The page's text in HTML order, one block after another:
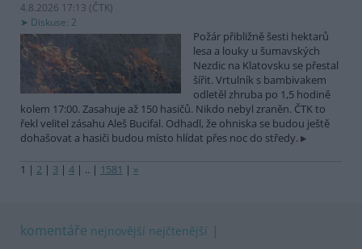
4.8.2026 17:13 (ČTK)
Diskuse: 2
Požár přibližně šesti hektarů
lesa a louky u šumavských
Nezdic na Klatovsku se přestal
šířit. Vrtulník s bambivakem
odletěl zhruba po 1,5 hodině
kolem 17:00. Zasahuje až 150 hasičů. Nikdo nebyl zraněn. ČTK to
řekl velitel zásahu Aleš Bucifal. Odhadl, že ohniska se budou ještě
dohašovat a hasiči budou místo hlídat přes noc do středy.
1 | 2 | 3 | 4 | .. | 1581 | »
komentáře nejnovější nejčtenější